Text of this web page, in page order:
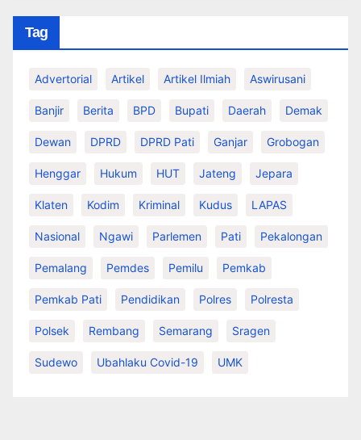
Tag
Advertorial Artikel Artikel Ilmiah Aswirusani
Banjir Berita BPD Bupati Daerah Demak
Dewan DPRD DPRD Pati Ganjar Grobogan
Henggar Hukum HUT Jateng Jepara
Klaten Kodim Kriminal Kudus LAPAS
Nasional Ngawi Parlemen Pati Pekalongan
Pemalang Pemdes Pemilu Pemkab
Pemkab Pati Pendidikan Polres Polresta
Polsek Rembang Semarang Sragen
Sudewo Ubahlaku Covid-19 UMK